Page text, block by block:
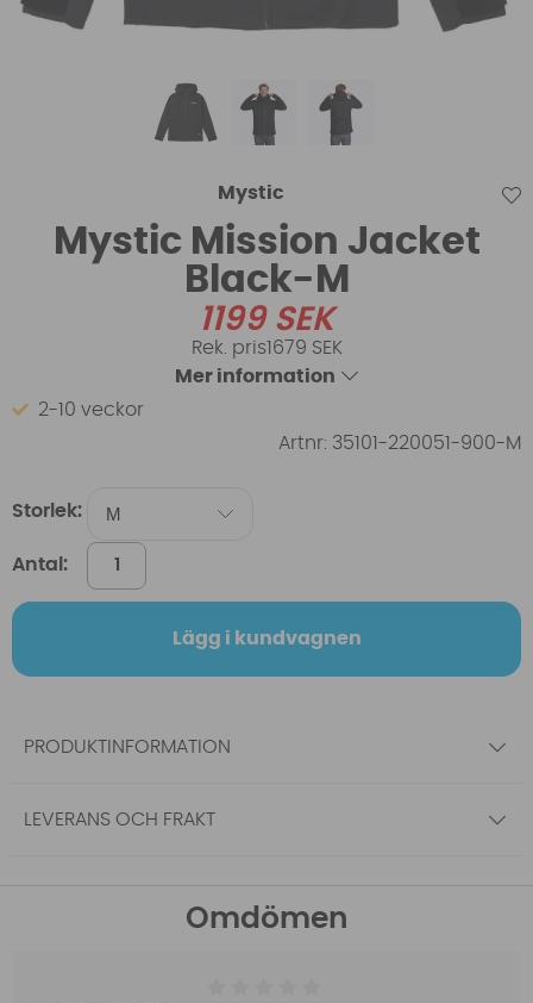
Mystic
Mystic Mission Jacket
Black-M
1199SEK
1679 SEK
Mer information
2-10 veckor
Artnr: 35101-220051-900-M
Storlek:
Antal:
Lägg i kundvagnen
PRODUKTINFORMATION
LEVERANS OCH FRAKT
Omdömen